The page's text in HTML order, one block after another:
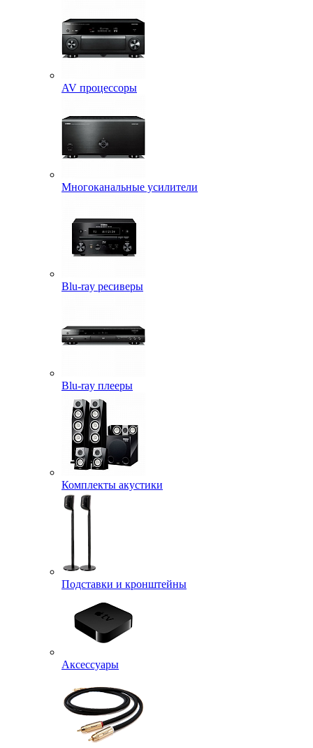
AV процессоры
Многоканальные усилители
Blu-ray ресиверы
Blu-ray плееры
Комплекты акустики
Подставки и кронштейны
Аксессуары